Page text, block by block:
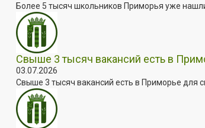
Более 5 тысяч школьников Приморья уже
Свыше 3 тысяч вакансий есть в
03.07.2026
Свыше 3 тысяч вакансий есть в Приморье для